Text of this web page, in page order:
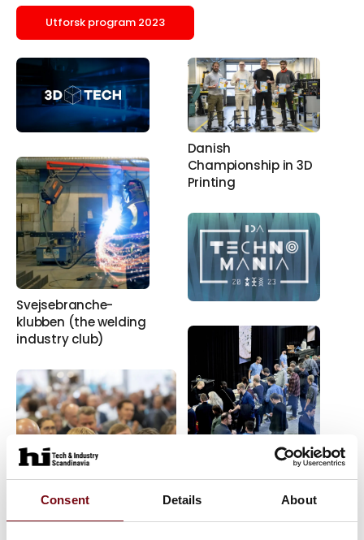
Consent Details About
Utforsk program 2023
Svejsebranche-
klubben (the welding
industry club)
Danish
Championship in 3D
Printing